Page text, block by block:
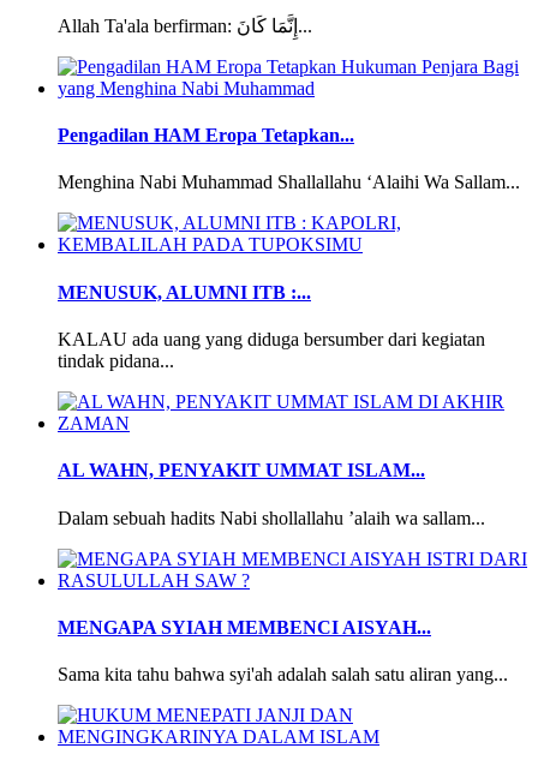
Allah Ta'ala berfirman: إِنَّمَا كَانَ...
Pengadilan HAM Eropa Tetapkan...
Menghina Nabi Muhammad Shallallahu ‘Alaihi Wa Sallam...
MENUSUK, ALUMNI ITB :...
KALAU ada uang yang diduga bersumber dari kegiatan
tindak pidana...
AL WAHN, PENYAKIT UMMAT ISLAM...
Dalam sebuah hadits Nabi shollallahu ’alaih wa sallam...
MENGAPA SYIAH MEMBENCI AISYAH...
Sama kita tahu bahwa syi'ah adalah salah satu aliran yang...